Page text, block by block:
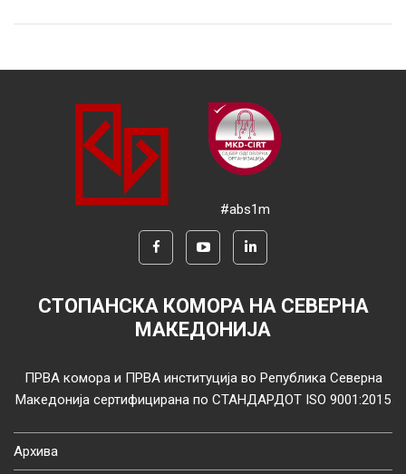
#abs1m
СТОПАНСКА КОМОРА НА СЕВЕРНА
МАКЕДОНИЈА
ПРВА комора и ПРВА институција во Република Северна
Македонија сертифицирана по СТАНДАРДОТ ISO 9001:2015
Архива